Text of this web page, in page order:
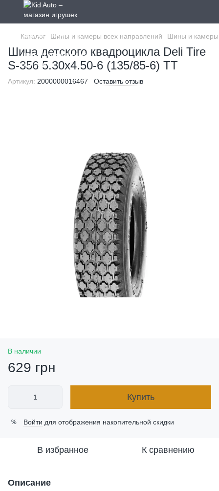
Каталог Шины и камеры всех направлений Шины и камеры
Шина детского квадроцикла Deli Tire
S-356 5.30x4.50-6 (135/85-6) TT
Артикул: 2000000016467 Оставить отзыв
В наличии
629 грн
Купить
% Войти для отображения накопительной скидки
В избранное К сравнению
Описание